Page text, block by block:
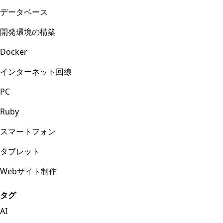
データベース
開発環境の構築
Docker
インターネット回線
PC
Ruby
スマートフォン
タブレット
Webサイト制作
タグ
AI